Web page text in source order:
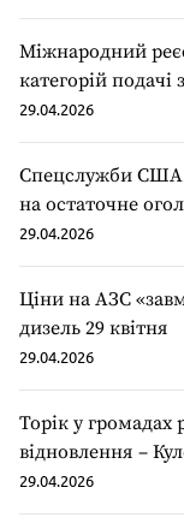
Міжнародний
категорій подачі
29.04.2026
Спецслужби США
на остаточне
29.04.2026
Ціни на АЗС
дизель 29 квітня
29.04.2026
Торік у громадах
відновлення –
29.04.2026